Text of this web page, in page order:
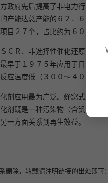
府先后提高了非电力行业的
能达总产能的６２．６％。
目２７个，占比约为６０％。
ＣＲ、非选择性催化还原法（
早于１９７５年应用于日本的
应温度低（３００～４００ ℃
剂应用最为广泛。蜂窝式脱硝
剂既是一种污染物（含钒、钨
一方面关系到再生效益。
删除，转载请注明链接的出处即